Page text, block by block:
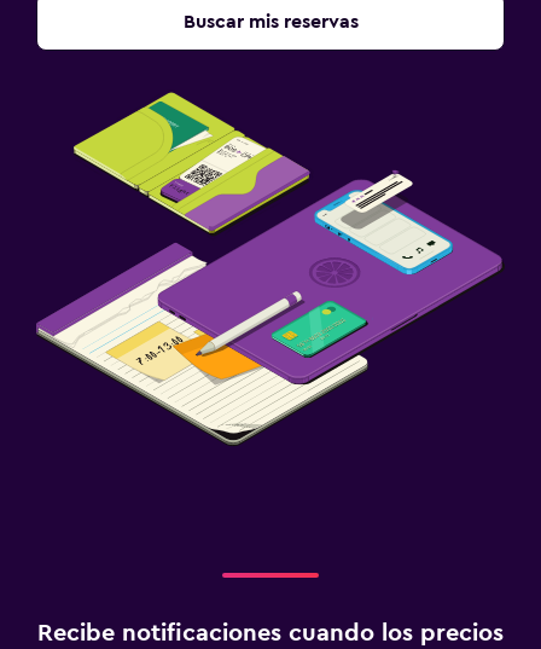
Buscar mis reservas
Recibe notificaciones cuando los precios